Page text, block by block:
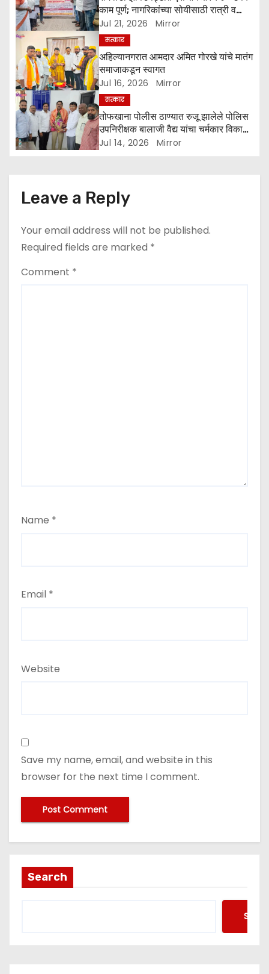
t
o
n
काम पूर्ण; नागरिकांच्या सोयीसाठी रात्री व
पहाटे घरोघरी भेटी
Jul 21, 2026 Mirror
सत्कार
अहिल्यानगरात आमदार अमित गोरखे यांचे मातंग
समाजाकडून स्वागत
Jul 16, 2026 Mirror
सत्कार
तोफखाना पोलीस ठाण्यात रुजू झालेले पोलिस
उपनिरीक्षक बालाजी वैद्य यांचा चर्मकार विकास
संघाकडून सत्कार
Jul 14, 2026 Mirror
Leave a Reply
Your email address will not be published.
Required fields are marked *
Comment *
Name *
Email *
Website
Save my name, email, and website in this
browser for the next time I comment.
Search